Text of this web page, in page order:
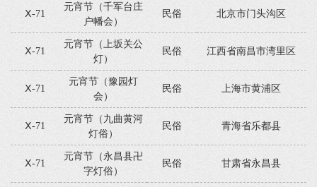
Ⅹ-71
元宵节（千军台庄
户幡会）
民俗 北京市门头沟区
Ⅹ-71
元宵节（上坂关公
灯）
民俗 江西省南昌市湾里区
Ⅹ-71
元宵节（豫园灯
会）
民俗 上海市黄浦区
Ⅹ-71
元宵节（九曲黄河
灯俗）
民俗 青海省乐都县
Ⅹ-71
元宵节（永昌县卍
字灯俗）
民俗 甘肃省永昌县